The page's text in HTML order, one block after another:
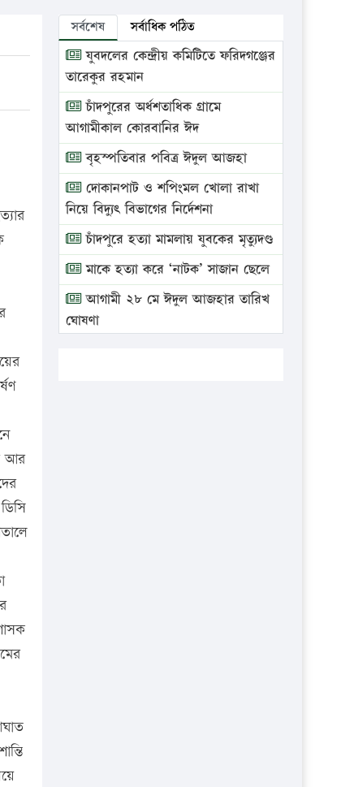
আর
সর্বশেষ সর্বাধিক পঠিত
যুবদলের কেন্দ্রীয় কমিটিতে ফরিদগঞ্জের
তারেকুর রহমান
চাঁদপুরের অর্ধশতাধিক গ্রামে
আগামীকাল কোরবানির ঈদ
বৃহস্পতিবার পবিত্র ঈদুল আজহা
দোকানপাট ও শপিংমল খোলা রাখা
নিয়ে বিদ্যুৎ বিভাগের নির্দেশনা
চাঁদপুরে হত্যা মামলায় যুবকের মৃত্যুদণ্ড
মাকে হত্যা করে ‘নাটক’ সাজান ছেলে
আগামী ২৮ মে ঈদুল আজহার তারিখ
ঘোষণা